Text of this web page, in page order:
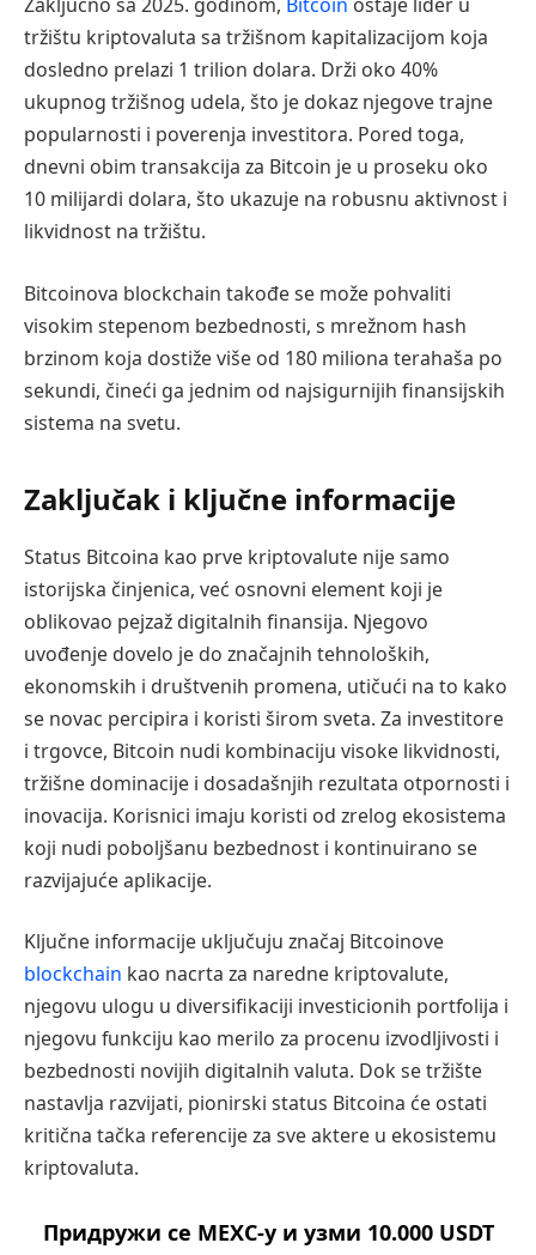
tržištu kriptovaluta sa tržišnom kapitalizacijom koja
dosledno prelazi 1 trilion dolara. Drži oko 40%
ukupnog tržišnog udela, što je dokaz njegove trajne
popularnosti i poverenja investitora. Pored toga,
dnevni obim transakcija za Bitcoin je u proseku oko
10 milijardi dolara, što ukazuje na robusnu aktivnost i
likvidnost na tržištu.
Bitcoinova blockchain takođe se može pohvaliti
visokim stepenom bezbednosti, s mrežnom hash
brzinom koja dostiže više od 180 miliona terahaša po
sekundi, čineći ga jednim od najsigurnijih finansijskih
sistema na svetu.
Zaključak i ključne informacije
Status Bitcoina kao prve kriptovalute nije samo
istorijska činjenica, već osnovni element koji je
oblikovao pejzaž digitalnih finansija. Njegovo
uvođenje dovelo je do značajnih tehnoloških,
ekonomskih i društvenih promena, utičući na to kako
se novac percipira i koristi širom sveta. Za investitore
i trgovce, Bitcoin nudi kombinaciju visoke likvidnosti,
tržišne dominacije i dosadašnjih rezultata otpornosti i
inovacija. Korisnici imaju koristi od zrelog ekosistema
koji nudi poboljšanu bezbednost i kontinuirano se
razvijajuće aplikacije.
Ključne informacije uključuju značaj Bitcoinove
blockchain kao nacrta za naredne kriptovalute,
njegovu ulogu u diversifikaciji investicionih portfolija i
njegovu funkciju kao merilo za procenu izvodljivosti i
bezbednosti novijih digitalnih valuta. Dok se tržište
nastavlja razvijati, pionirski status Bitcoina će ostati
kritična tačka referencije za sve aktere u ekosistemu
kriptovaluta.
Придружи се MEXC-у и узми 10.000 USDT